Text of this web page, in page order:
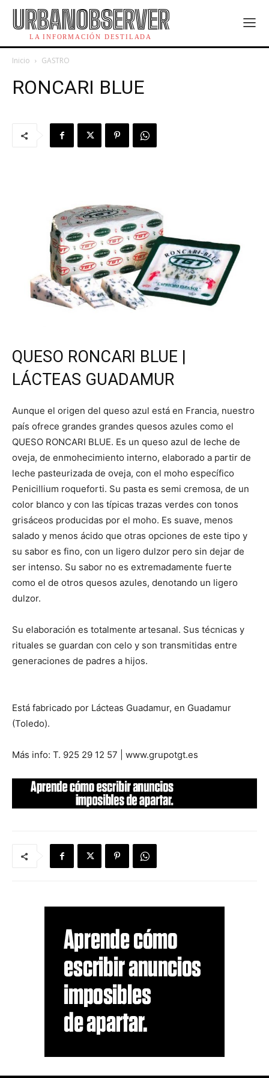
URBANOBSERVER
LA INFORMACIÓN DESTILADA
Inicio GASTRO
RONCARI BLUE
QUESO RONCARI BLUE |
LÁCTEAS GUADAMUR
Aunque el origen del queso azul está en Francia, nuestro
país ofrece grandes grandes quesos azules como el
QUESO RONCARI BLUE. Es un queso azul de leche de
oveja, de enmohecimiento interno, elaborado a partir de
leche pasteurizada de oveja, con el moho específico
Penicillium roqueforti. Su pasta es semi cremosa, de un
color blanco y con las típicas trazas verdes con tonos
grisáceos producidas por el moho. Es suave, menos
salado y menos ácido que otras opciones de este tipo y
su sabor es fino, con un ligero dulzor pero sin dejar de
ser intenso. Su sabor no es extremadamente fuerte
como el de otros quesos azules, denotando un ligero
dulzor.
Su elaboración es totalmente artesanal. Sus técnicas y
rituales se guardan con celo y son transmitidas entre
generaciones de padres a hijos.
Está fabricado por Lácteas Guadamur, en Guadamur
(Toledo).
Más info: T. 925 29 12 57 | www.grupotgt.es